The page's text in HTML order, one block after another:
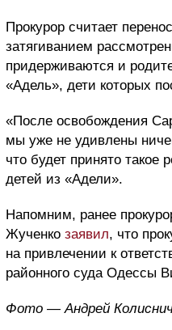
Прокурор считает
затягиванием
придерживаются и
«Адель», дети которых
«После освобождения
мы уже не удивлены
что будет принято такое
детей из «Адели».
Напомним, ранее
Жученко заявил, что
на привлечении к
районного суда Одессы
Фото — Андрей